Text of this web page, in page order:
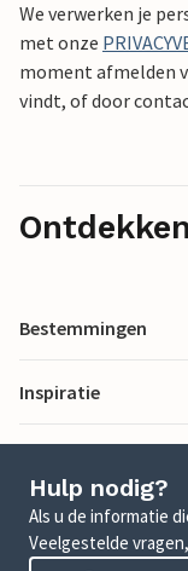
We verwerken je
met onze
moment afmelden
vindt, of door
Ontdekken
Bestemmingen
Inspiratie
Hulp nodig?
Als u de informatie
Veelgestelde